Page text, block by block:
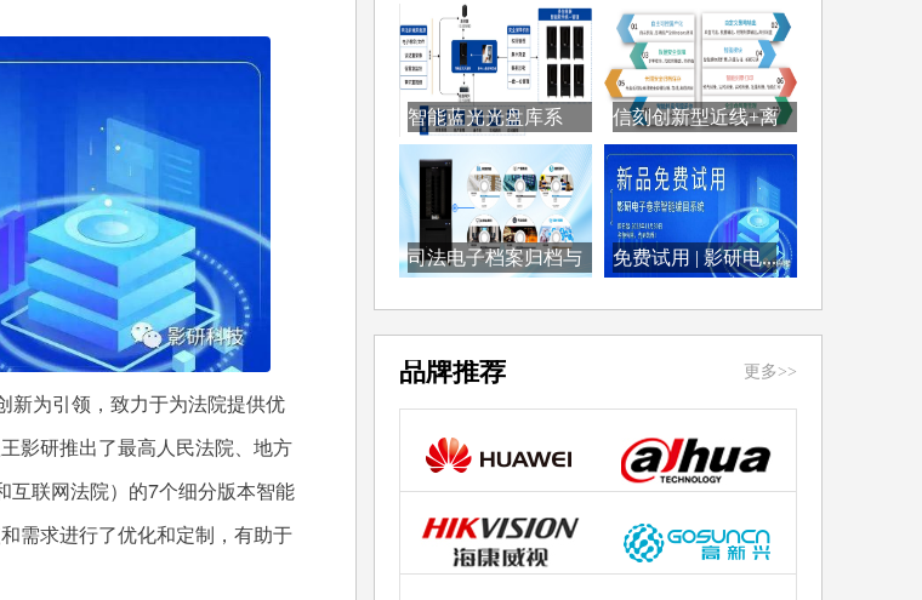
为引领，致力于为法院提供优
影研推出了最高人民法院、地方
互联网法院）的7个细分版本智能
需求进行了优化和定制，有助于
智能蓝光光盘库系
统：...
信刻创新型近线+离
线...
司法电子档案归档与
免费试用 | 影研电...
品牌推荐 更多>>